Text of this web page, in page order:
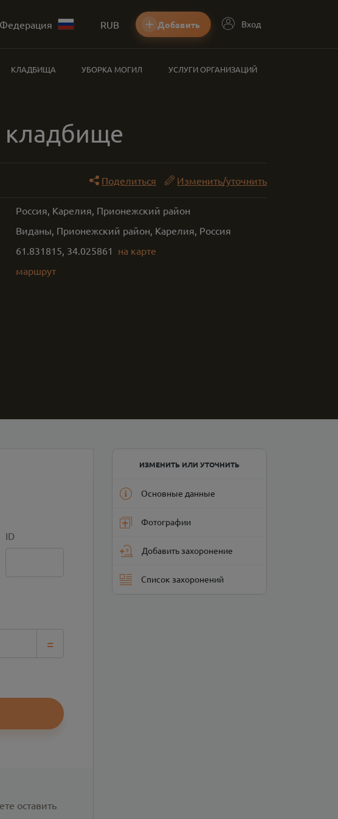
RUB Добавить Вход
КЛАДБИЩА УБОРКА МОГИЛ УСЛУГИ ОРГАНИЗАЦИЙ
кладбище
Поделиться Изменить/уточнить
Россия, Карелия, Прионежский район
Виданы, Прионежский район, Карелия, Россия
61.831815, 34.025861 на карте
маршрут
ID
=
оставить
ИЗМЕНИТЬ ИЛИ УТОЧНИТЬ
Основные данные
Фотографии
Добавить захоронение
Список захоронений